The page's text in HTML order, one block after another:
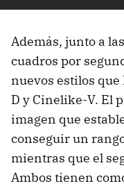
Además, junto a
cuadros por
nuevos estilos
D y Cinelike-V. El
imagen que
conseguir un
mientras que el
Ambos tienen